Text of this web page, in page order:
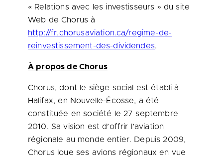
« Relations avec les investisseurs » du site
Web de Chorus à
http://fr.chorusaviation.ca/regime-de-
reinvestissement-des-dividendes.
À propos de Chorus
Chorus, dont le siège social est établi à
Halifax, en Nouvelle-Écosse, a été
constituée en société le 27 septembre
2010. Sa vision est d’offrir l’aviation
régionale au monde entier. Depuis 2009,
Chorus loue ses avions régionaux en vue